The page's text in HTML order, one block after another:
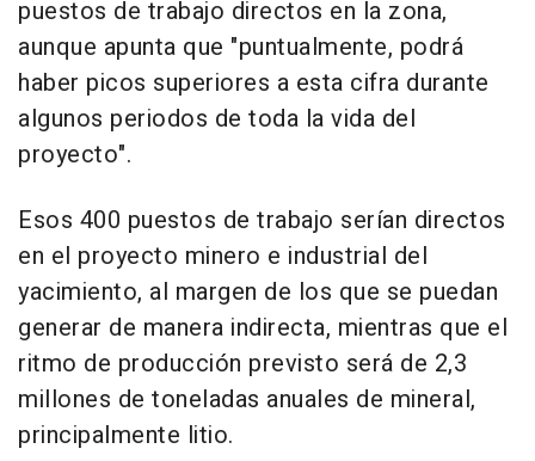
puestos de trabajo directos en la zona,
aunque apunta que "puntualmente, podrá
haber picos superiores a esta cifra durante
algunos periodos de toda la vida del
proyecto".
Esos 400 puestos de trabajo serían directos
en el proyecto minero e industrial del
yacimiento, al margen de los que se puedan
generar de manera indirecta, mientras que el
ritmo de producción previsto será de 2,3
millones de toneladas anuales de mineral,
principalmente litio.